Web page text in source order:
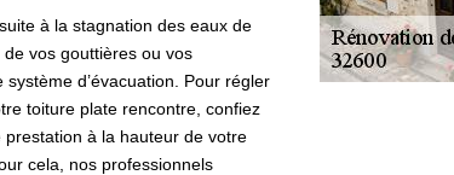
à la stagnation des eaux de
vos gouttières ou vos
d’évacuation. Pour régler
toiture plate rencontre, confiez
à la hauteur de votre
cela, nos professionnels